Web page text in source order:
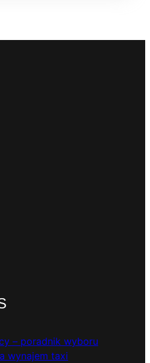
– poradnik wyboru
wynajem taxi